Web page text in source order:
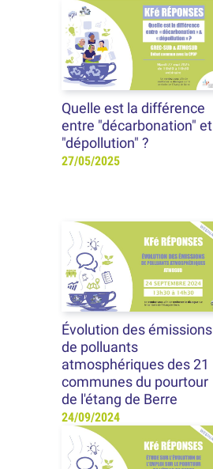
Quelle est la différence
entre "décarbonation" et
"dépollution" ?
27/05/2025
Évolution des émissions
de polluants
atmosphériques des 21
communes du pourtour
de l'étang de Berre
24/09/2024